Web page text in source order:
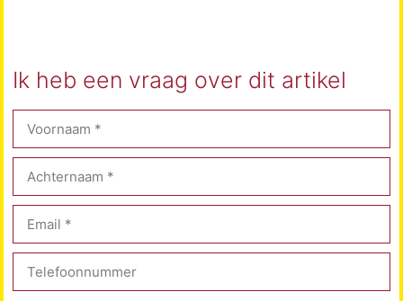
Ik heb een vraag over dit artikel